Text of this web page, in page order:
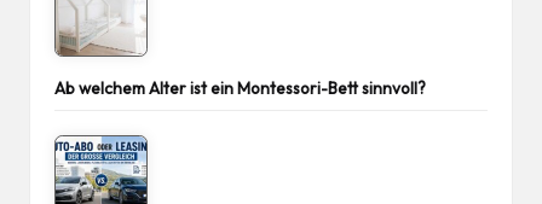
Ab welchem Alter ist ein Montessori-Bett sinnvoll?